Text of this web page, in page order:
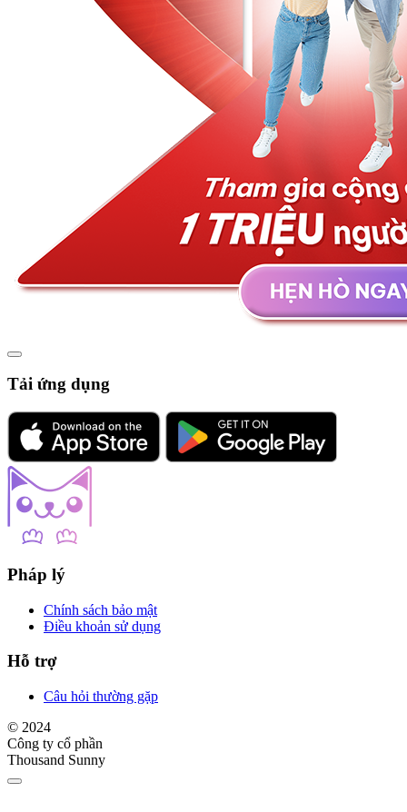
Tải ứng dụng
Pháp lý
Chính sách bảo mật
Điều khoản sử dụng
Hỗ trợ
Câu hỏi thường gặp
© 2024
Công ty cổ phần
Thousand Sunny